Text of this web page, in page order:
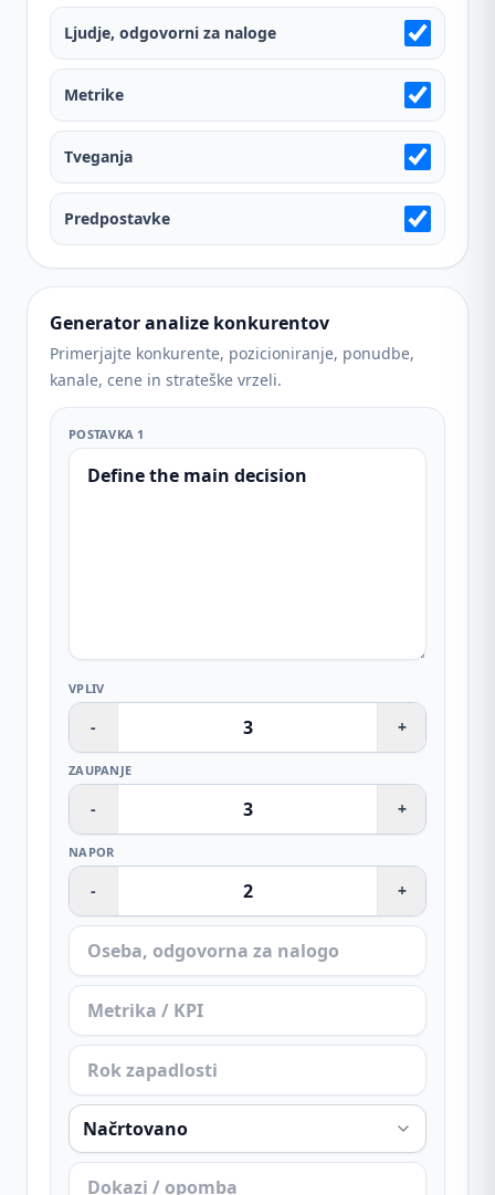
Ljudje, odgovorni za naloge
Metrike
Tveganja
Predpostavke
Generator analize konkurentov
Primerjajte konkurente, pozicioniranje, ponudbe,
kanale, cene in strateške vrzeli.
POSTAVKA 1
VPLIV
- +
ZAUPANJE
- +
NAPOR
- +